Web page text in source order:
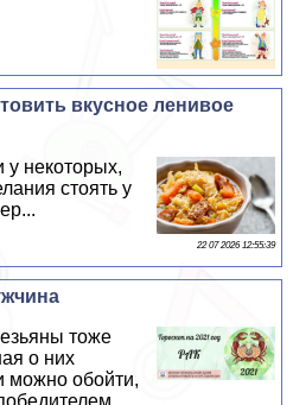
вкусное ленивое
у некоторых,
стоять у
22 07 2026 12:55:39
тоже
о них
можно обойти,